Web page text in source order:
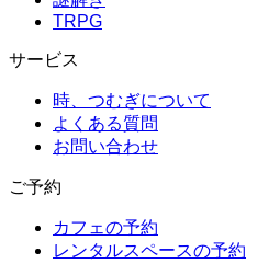
TRPG
サービス
時、つむぎについて
よくある質問
お問い合わせ
ご予約
カフェの予約
レンタルスペースの予約